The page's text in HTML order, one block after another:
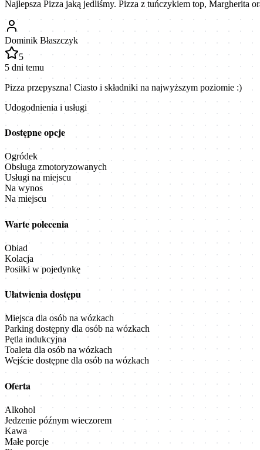
Najlepsza Pizza jaką jedliśmy. Pizza z tuńczykiem top, Margherita
Dominik Błaszczyk
5
5 dni temu
Pizza przepyszna! Ciasto i składniki na najwyższym poziomie :)
Udogodnienia i usługi
Dostępne opcje
Ogródek
Obsługa zmotoryzowanych
Usługi na miejscu
Na wynos
Na miejscu
Warte polecenia
Obiad
Kolacja
Posiłki w pojedynkę
Ułatwienia dostępu
Miejsca dla osób na wózkach
Parking dostępny dla osób na wózkach
Pętla indukcyjna
Toaleta dla osób na wózkach
Wejście dostępne dla osób na wózkach
Oferta
Alkohol
Jedzenie późnym wieczorem
Kawa
Małe porcje